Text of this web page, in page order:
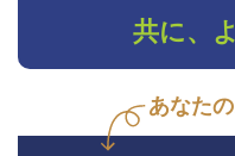
共に、
あなた